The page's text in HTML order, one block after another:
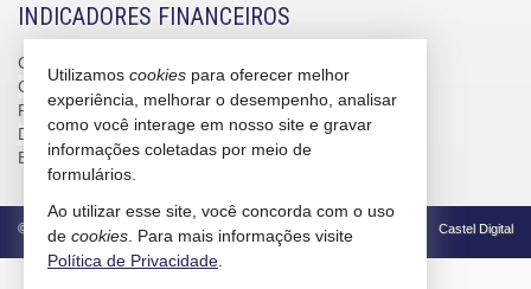
INDICADORES FINANCEIROS
CUB /
CUB /SCvariação
0,95%
Poupança
0,6738%
Dólar Comercial
R$ 5,09
Euro
R$ 5,88
© 2026 CRECI/SC 4586-J Política de Privacidade Castel Digital
Utilizamos cookies para oferecer melhor
experiência, melhorar o desempenho, analisar
como você interage em nosso site e gravar
informações coletadas por meio de
formulários.
Ao utilizar esse site, você concorda com o uso
de cookies . Para mais informações visite
Política de Privacidade